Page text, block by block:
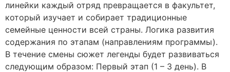
линейки каждый отряд превращается в факультет,
который изучает и собирает традиционные
семейные ценности всей страны. Логика развития
содержания по этапам (направлениям программы).
В течение смены сюжет легенды будет развиваться
следующим образом: Первый этап (1 – 3 день). В